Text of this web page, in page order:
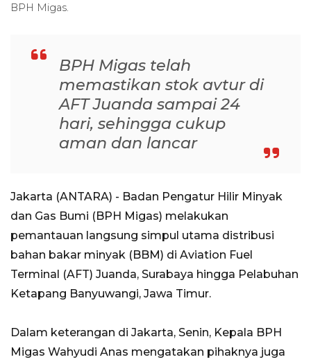
BPH Migas.
BPH Migas telah
memastikan stok avtur di
AFT Juanda sampai 24
hari, sehingga cukup
aman dan lancar
Jakarta (ANTARA) - Badan Pengatur Hilir Minyak
dan Gas Bumi (BPH Migas) melakukan
pemantauan langsung simpul utama distribusi
bahan bakar minyak (BBM) di Aviation Fuel
Terminal (AFT) Juanda, Surabaya hingga Pelabuhan
Ketapang Banyuwangi, Jawa Timur.
Dalam keterangan di Jakarta, Senin, Kepala BPH
Migas Wahyudi Anas mengatakan pihaknya juga